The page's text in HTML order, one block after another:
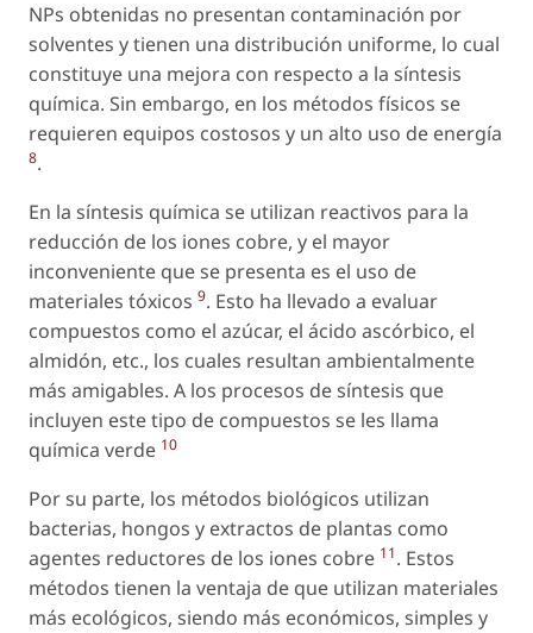
NPs obtenidas no presentan contaminación por
solventes y tienen una distribución uniforme, lo cual
constituye una mejora con respecto a la síntesis
química. Sin embargo, en los métodos físicos se
requieren equipos costosos y un alto uso de energía
8.
En la síntesis química se utilizan reactivos para la
reducción de los iones cobre, y el mayor
inconveniente que se presenta es el uso de
materiales tóxicos 9. Esto ha llevado a evaluar
compuestos como el azúcar, el ácido ascórbico, el
almidón, etc., los cuales resultan ambientalmente
más amigables. A los procesos de síntesis que
incluyen este tipo de compuestos se les llama
química verde 10
Por su parte, los métodos biológicos utilizan
bacterias, hongos y extractos de plantas como
agentes reductores de los iones cobre 11. Estos
métodos tienen la ventaja de que utilizan materiales
más ecológicos, siendo más económicos, simples y